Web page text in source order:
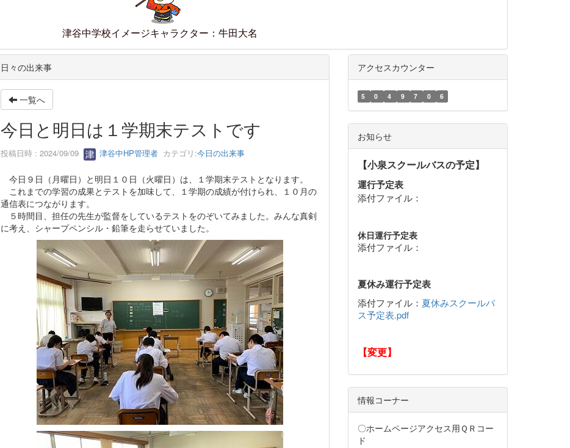
津谷中学校イメージキャラクター：牛田大名
日々の出来事
一覧へ
今日と明日は１学期末テストです
投稿日時 : 2024/09/09 津谷中HP管理者カテゴリ:今日の出来事
今日９日（月曜日）と明日１０日（火曜日）は、１学期末テストとなります。
これまでの学習の成果とテストを加味して、１学期の成績が付けられ、１０月の
通信表につながります。
５時間目、担任の先生が監督をしているテストをのぞいてみました。みんな真剣
に考え、シャープペンシル・鉛筆を走らせていました。
アクセスカウンター
5 0 4 9 7 0 6
お知らせ
【小泉スクールバスの予定】
運行予定表
添付ファイル：
休日運行予定表
添付ファイル：
夏休み運行予定表
添付ファイル： 夏休みスクールバ
ス予定表.pdf
【変更】
情報コーナー
〇ホームページアクセス用ＱＲコー
ド